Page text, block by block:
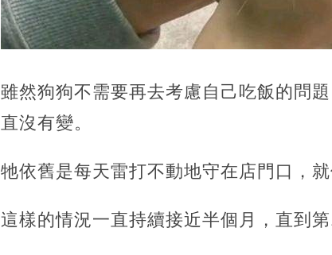
雖然狗狗不需要再去考慮自己吃飯的問
直沒有變。
牠依舊是每天雷打不動地守在店門口，
這樣的情況一直持續接近半個月，直到